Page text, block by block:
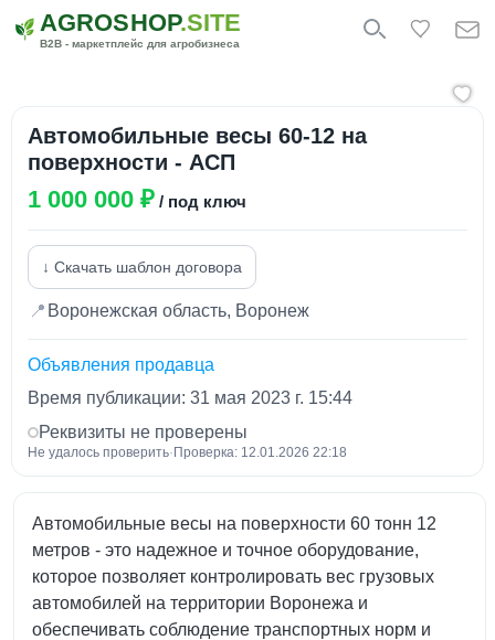
AGROSHOP.SITE
B2B - маркетплейс для агробизнеса
Автомобильные весы 60-12 на
поверхности - АСП
1 000 000 ₽ / под ключ
↓ Скачать шаблон договора
📍 Воронежская область, Воронеж
Объявления продавца
Время публикации: 31 мая 2023 г. 15:44
Реквизиты не проверены
Не удалось проверить· Проверка: 12.01.2026 22:18
Автомобильные весы на поверхности 60 тонн 12
метров - это надежное и точное оборудование,
которое позволяет контролировать вес грузовых
автомобилей на территории Воронежа и
обеспечивать соблюдение транспортных норм и